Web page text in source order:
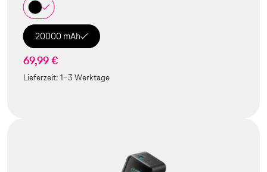
20000 mAh
69,99 €
Lieferzeit:1-3 Werktage